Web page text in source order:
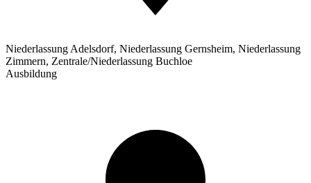
Niederlassung Adelsdorf, Niederlassung Gernsheim, Niederlassung
Zimmern, Zentrale/Niederlassung Buchloe
Ausbildung